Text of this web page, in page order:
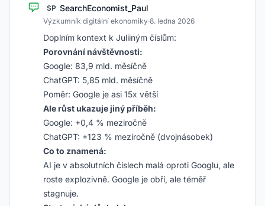
SP SearchEconomist_Paul
Výzkumník digitální ekonomiky·8. ledna 2026
Doplním kontext k Juliiným číslům:
Porovnání návštěvnosti:
Google: 83,9 mld. měsíčně
ChatGPT: 5,85 mld. měsíčně
Poměr: Google je asi 15x větší
Ale růst ukazuje jiný příběh:
Google: +0,4 % meziročně
ChatGPT: +123 % meziročně (dvojnásobek)
Co to znamená:
AI je v absolutních číslech malá oproti Googlu, ale
roste explozivně. Google je obří, ale téměř
stagnuje.